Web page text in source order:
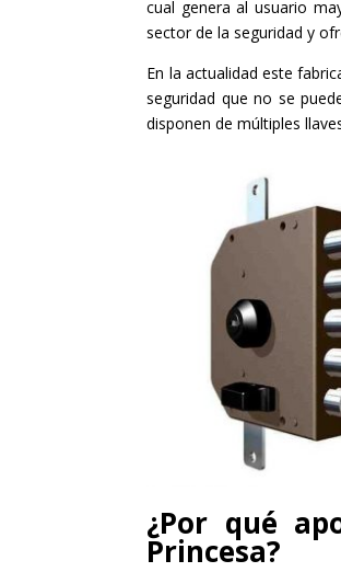
cual genera al usuario
sector de la seguridad y
En la actualidad este
seguridad que no se
disponen de múltiples
¿Por qué
Princesa?